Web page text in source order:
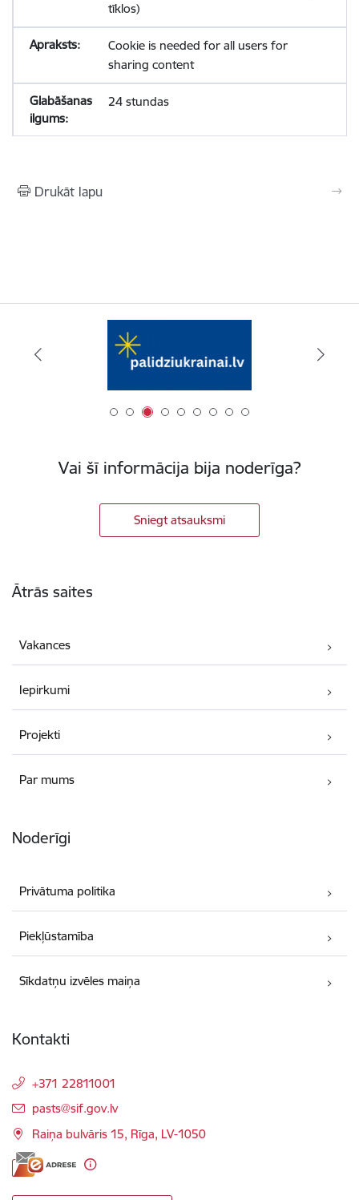
tīklos)
Cookie is needed for all users for
sharing content
24 stundas
Drukāt lapu
Vai šī informācija bija noderīga?
Sniegt atsauksmi
Ātrās saites
Vakances
Iepirkumi
Projekti
Par mums
Noderīgi
Privātuma politika
Piekļūstamība
Sīkdatņu izvēles maiņa
Kontakti
+371 22811001
E-pasts:
pasts@sif.gov.lv
Raiņa bulvāris 15, Rīga, LV-1050